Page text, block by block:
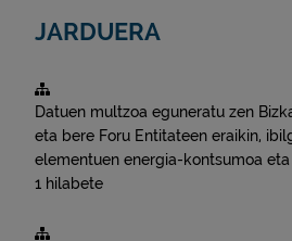
JARDUERA
Datuen multzoa eguneratu zen
eta bere Foru Entitateen eraikin,
elementuen energia-kontsumoa
1 hilabete